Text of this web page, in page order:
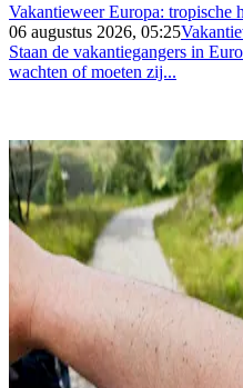
Vakantieweer Europa: tropische
06 augustus 2026, 05:25
Staan de vakantiegangers in
wachten of moeten zij...